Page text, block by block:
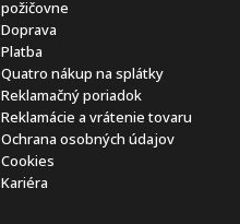
požičovne
Doprava
Platba
Quatro nákup na splátky
Reklamačný poriadok
Reklamácie a vrátenie tovaru
Ochrana osobných údajov
Cookies
Kariéra